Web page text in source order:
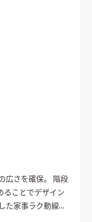
を確保。 階段
ることでデザイン